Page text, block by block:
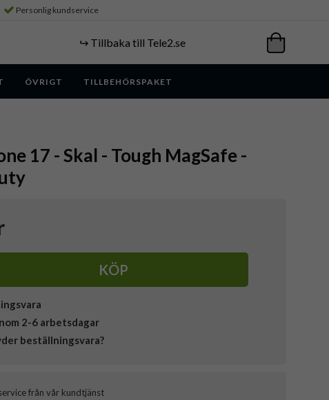
Personlig kundservice
↪️ Tillbaka till Tele2.se
ÖVRIGT TILLBEHÖRSPAKET
17 - Skal - Tough MagSafe -
KÖP
2-6 arbetsdagar
beställningsvara?
från vår kundtjänst